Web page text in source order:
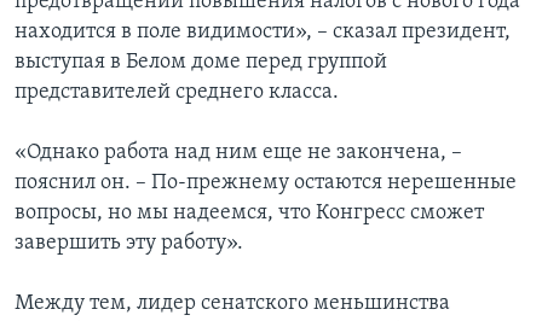
находится в поле видимости», – сказал президент,
выступая в Белом доме перед группой
представителей среднего класса.
«Однако работа над ним еще не закончена, –
пояснил он. – По-прежнему остаются нерешенные
вопросы, но мы надеемся, что Конгресс сможет
завершить эту работу».
Между тем, лидер сенатского меньшинства